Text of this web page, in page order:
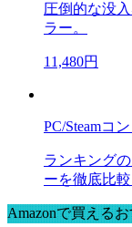
圧倒的な没
ラー。
11,480円
PC/Steamコ
ランキング
ーを徹底比
Amazonで買える